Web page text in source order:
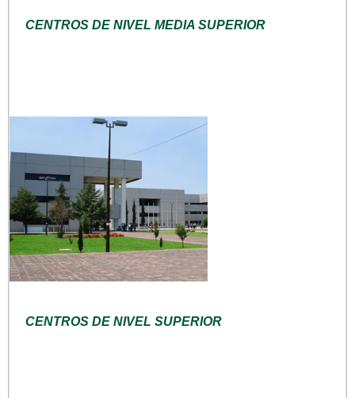
CENTROS DE NIVEL MEDIA SUPERIOR
CENTROS DE NIVEL SUPERIOR